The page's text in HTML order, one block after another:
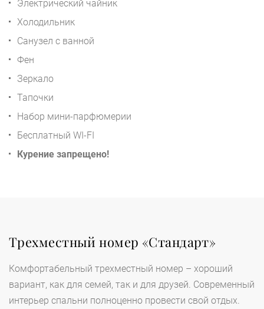
Электрический чайник
Холодильник
Санузел с ванной
Фен
Зеркало
Тапочки
Набор мини-парфюмерии
Бесплатный WI-FI
Курение запрещено!
Трехместный номер «Стандарт»
Комфортабельный трехместный номер – хороший
вариант, как для семей, так и для друзей. Современный
интерьер спальни полноценно провести свой отдых.